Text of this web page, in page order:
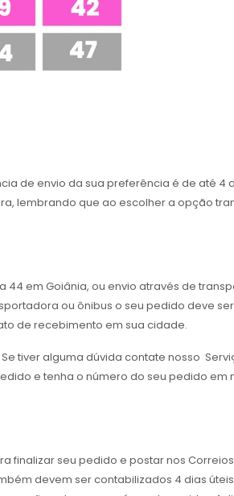
de envio da sua preferência é de até 4
lembrando que ao escolher a opção
em Goiânia, ou envio através de
ou ônibus o seu pedido deve
de recebimento em sua cidade.
tiver alguma dúvida contate nosso
e tenha o número do seu pedido
seu pedido e postar nos
devem ser contabilizados 4 dias